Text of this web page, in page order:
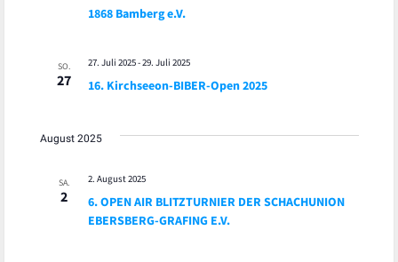
1868 Bamberg e.V.
SO.
27 16. Kirchseeon-BIBER-Open 2025
27. Juli 2025-29. Juli 2025
August 2025
SA.
2
6. OPEN AIR BLITZTURNIER DER SCHACHUNION
EBERSBERG-GRAFING E.V.
2. August 2025